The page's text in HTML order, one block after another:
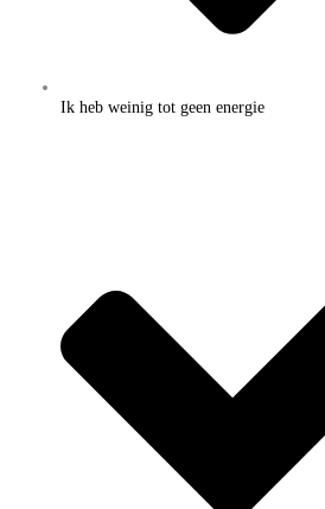
Ik heb weinig tot geen energie